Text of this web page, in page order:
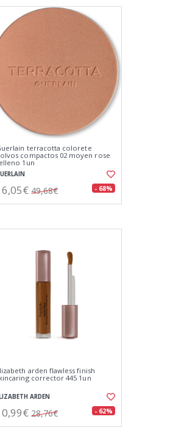
terracotta colorete
compactos 02 moyen rose
1un
49,68€ - 68%
arden flawless finish
corrector 445 1un
ARDEN
28,76€ - 62%